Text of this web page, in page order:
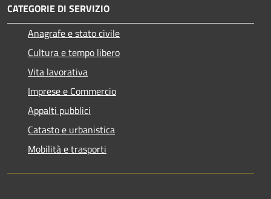
CATEGORIE DI SERVIZIO
Anagrafe e stato civile
Cultura e tempo libero
Vita lavorativa
Imprese e Commercio
Appalti pubblici
Catasto e urbanistica
Mobilità e trasporti